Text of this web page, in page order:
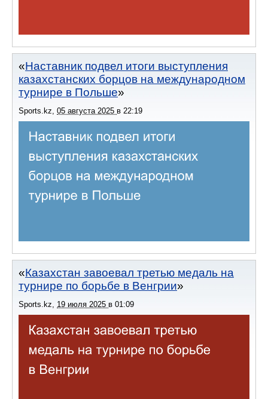
Наставник подвел итоги выступления
казахстанских борцов на международном
турнире в Польше
Sports.kz 05 августа 2025 в 22:19
Казахстан завоевал третью медаль на
турнире по борьбе в Венгрии
Sports.kz, 19 июля 2025 в 01:09